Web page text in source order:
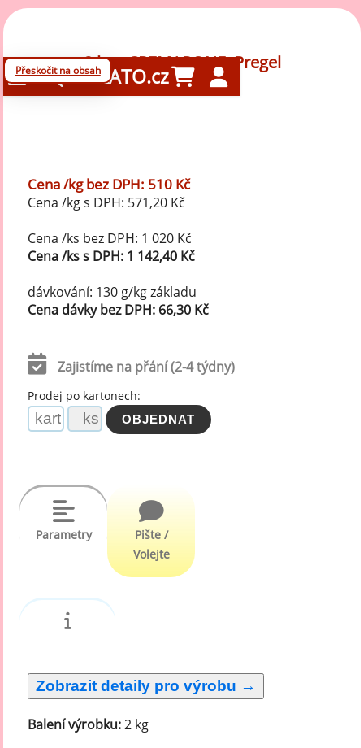
Přeskočit na obsahGELATO.cz
2 kg - CREMAPONE, Pregel
Cena /kg bez DPH: 510 Kč
Cena /kg s DPH: 571,20 Kč
Cena /ks bez DPH: 1 020 Kč
Cena /ks s DPH: 1 142,40 Kč
dávkování: 130 g/kg základu
Cena dávky bez DPH: 66,30 Kč
Zajistíme na přání (2-4 týdny)
Prodej po kartonech:
Parametry
Pište /
Volejte
Balení výrobku:2 kg